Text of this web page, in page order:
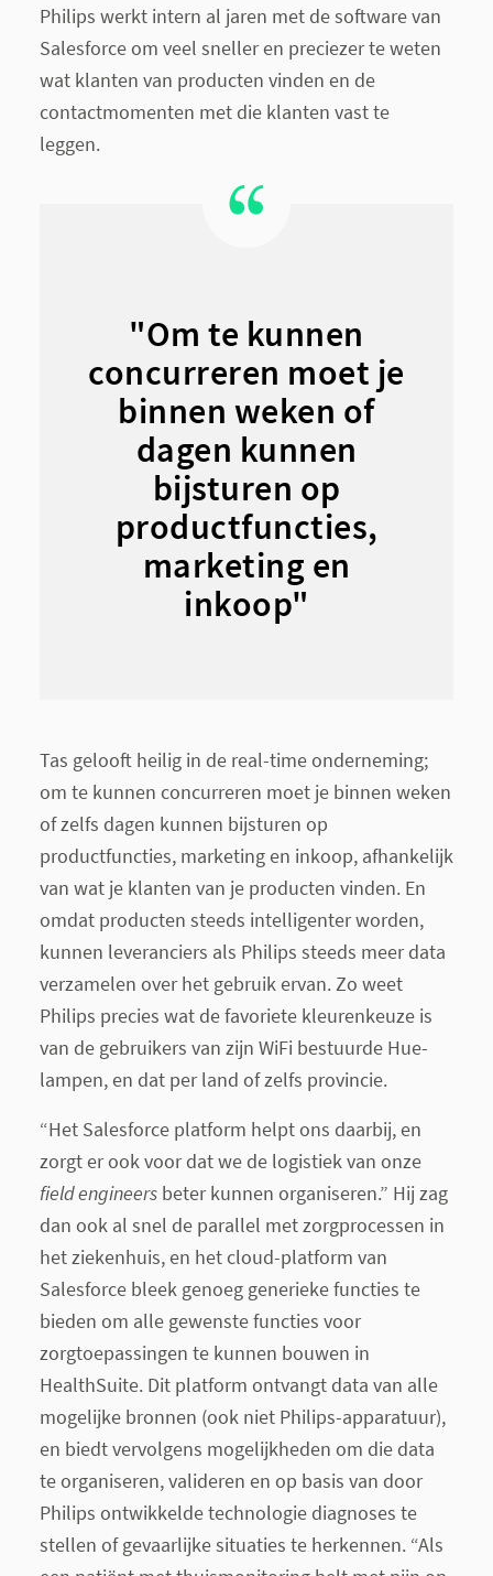
Philips werkt intern al jaren met de software van
Salesforce om veel sneller en preciezer te weten
wat klanten van producten vinden en de
contactmomenten met die klanten vast te
leggen.
"Om te kunnen
concurreren moet je
binnen weken of
dagen kunnen
bijsturen op
productfuncties,
marketing en
inkoop"
Tas gelooft heilig in de real-time onderneming;
om te kunnen concurreren moet je binnen weken
of zelfs dagen kunnen bijsturen op
productfuncties, marketing en inkoop, afhankelijk
van wat je klanten van je producten vinden. En
omdat producten steeds intelligenter worden,
kunnen leveranciers als Philips steeds meer data
verzamelen over het gebruik ervan. Zo weet
Philips precies wat de favoriete kleurenkeuze is
van de gebruikers van zijn WiFi bestuurde Hue-
lampen, en dat per land of zelfs provincie.
“Het Salesforce platform helpt ons daarbij, en
zorgt er ook voor dat we de logistiek van onze
field engineersbeter kunnen organiseren.” Hij zag
dan ook al snel de parallel met zorgprocessen in
het ziekenhuis, en het cloud-platform van
Salesforce bleek genoeg generieke functies te
bieden om alle gewenste functies voor
zorgtoepassingen te kunnen bouwen in
HealthSuite. Dit platform ontvangt data van alle
mogelijke bronnen (ook niet Philips-apparatuur),
en biedt vervolgens mogelijkheden om die data
te organiseren, valideren en op basis van door
Philips ontwikkelde technologie diagnoses te
stellen of gevaarlijke situaties te herkennen. “Als